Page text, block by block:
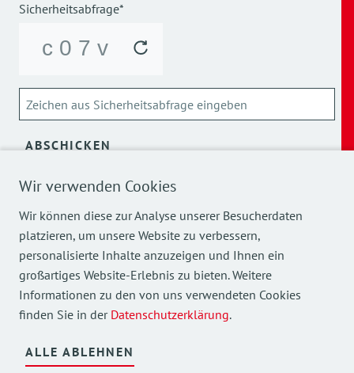
Wir verwenden Cookies
Wir können diese zur Analyse unserer Besucherdaten
platzieren, um unsere Website zu verbessern,
personalisierte Inhalte anzuzeigen und Ihnen ein
großartiges Website-Erlebnis zu bieten. Weitere
Informationen zu den von uns verwendeten Cookies
finden Sie in der Datenschutzerklärung.
ALLE ABLEHNEN
Sicherheitsabfrage*
ABSCHICKEN
Über die Verarbeitung meiner personenbezogenen Daten
Mehr Einblicke in unsere Arbeit finden Sie auch auf
unseren Social Media Kanälen.